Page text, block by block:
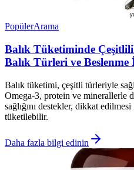
PopülerArama
Balık Tüketiminde
Balık Türleri ve Beslenme
Balık tüketimi, çeşitli türleriyle
Omega-3, protein ve minerallerle
sağlığını destekler, dikkat
tüketilebilir.
Daha fazla bilgi edinin